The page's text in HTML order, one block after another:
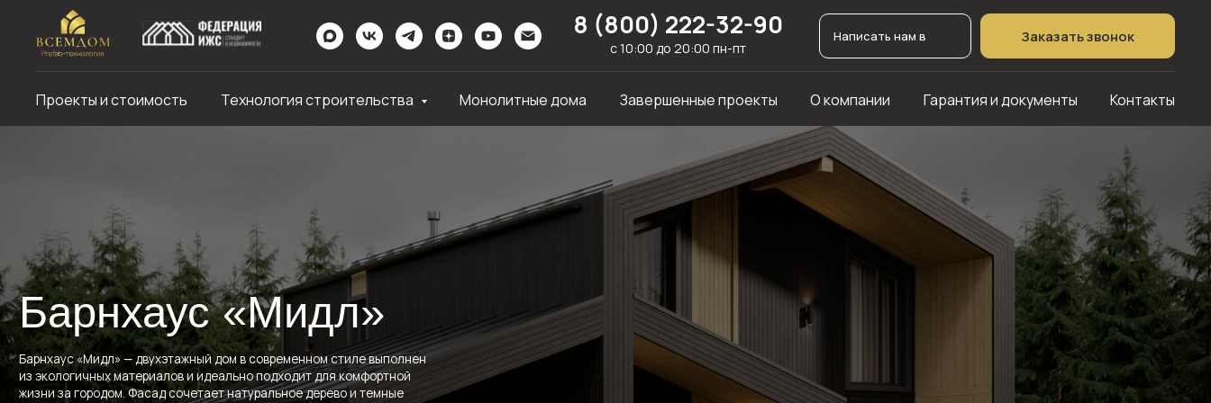
8 (800) 222-32-90
c 10:00 до 20:00 пн-пт
Написать нам в Заказать звонок
Проекты и стоимость Технология строительства Монолитные дома Завершенные проекты О компании Гарантия и документы Контакты
Барнхаус «Мидл»
Барнхаус «Мидл» — двухэтажный дом в современном стиле выполнен
из экологичных материалов и идеально подходит для комфортной
жизни за городом. Фасад сочетает натуральное дерево и темные
панели, создавая гармонию с природным окружением. Благодаря
большому остеклению, внутрь попадает максимум естественного
света, а просторные комнаты остаются светлыми и уютными в любое